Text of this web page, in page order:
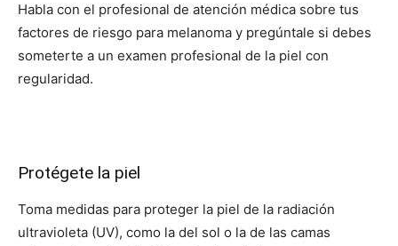
Habla con el profesional de atención médica sobre tus
factores de riesgo para melanoma y pregúntale si debes
someterte a un examen profesional de la piel con
regularidad.
Protégete la piel
Toma medidas para proteger la piel de la radiación
ultravioleta (UV), como la del sol o la de las camas